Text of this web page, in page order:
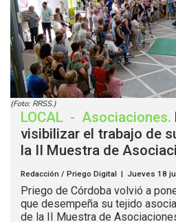
(Foto: RRSS.)
LOCAL - Asociaciones.
visibilizar el trabajo de
la II Muestra de
Redacción / Priego Digital | Jueves 18
Priego de Córdoba volvió a
que desempeña su tejido
de la II Muestra de